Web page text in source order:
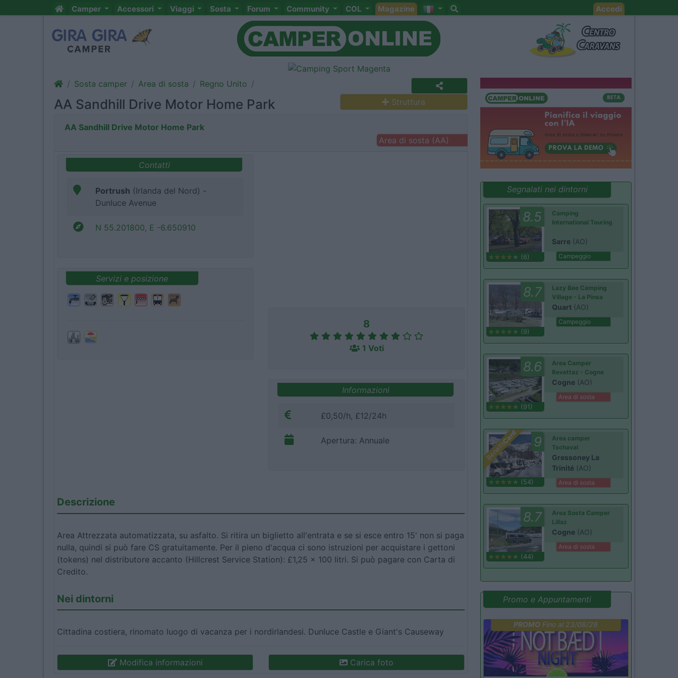
Camper Accessori Viaggi Sosta Forum Community COL Magazine Accedi
Sosta camper Area di sosta Regno Unito
AA Sandhill Drive Motor Home Park Struttura
AA Sandhill Drive Motor Home Park
Area di sosta (AA)
Contatti
Portrush (Irlanda del Nord) -
Dunluce Avenue
N 55.201800, E -6.650910
Servizi e posizione
8
1 Voti
Informazioni
£0,50/h, £12/24h
Apertura: Annuale
Descrizione
Area Attrezzata automatizzata, su asfalto. Si ritira un biglietto all'entrata e se si esce entro 15' non si paga
nulla, quindi si può fare CS gratuitamente. Per il pieno d'acqua ci sono istruzioni per acquistare i gettoni
(tokens) nel distributore accanto (Hillcrest Service Station): £1,25 x 100 litri. Si può pagare con Carta di
Credito.
Nei dintorni
Cittadina costiera, rinomato luogo di vacanza per i nordirlandesi. Dunluce Castle e Giant's Causeway
Modifica informazioni Carica foto
Segnalati nei dintorni
8.5
(6)
Camping
International Touring
Sarre (AO)
Campeggio
8.7
(9)
Lazy Bee Camping
Village - La Pinsa
Quart (AO)
Campeggio
8.6
(91)
Area Camper
Revettaz - Cogne
Cogne (AO)
Area di sosta
Benefit
Card 9
(54)
Area camper
Tschaval
Gressoney La
Trinité (AO)
Area di sosta
8.7
(44)
Area Sosta Camper
Lillaz
Cogne (AO)
Area di sosta
Promo e Appuntamenti
PROMO Fino al 23/08/26